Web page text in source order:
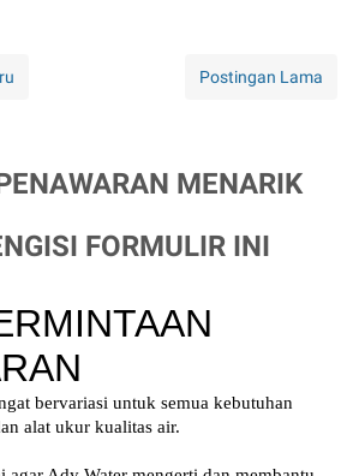
Postingan Lama
MENARIK
FORMULIR INI